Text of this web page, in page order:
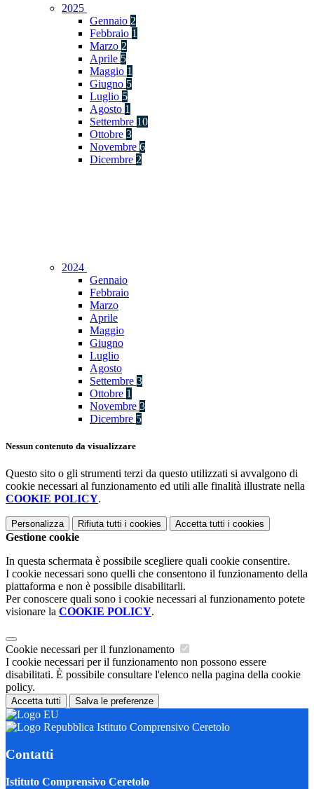
2025
Gennaio 2
Febbraio 1
Marzo 2
Aprile 5
Maggio 1
Giugno 5
Luglio 5
Agosto 1
Settembre 10
Ottobre 3
Novembre 6
Dicembre 2
2024
Gennaio
Febbraio
Marzo
Aprile
Maggio
Giugno
Luglio
Agosto
Settembre 3
Ottobre 1
Novembre 3
Dicembre 5
Nessun contenuto da visualizzare
Questo sito o gli strumenti terzi da questo utilizzati si avvalgono di
cookie necessari al funzionamento ed utili alle finalità illustrate nella
COOKIE POLICY.
Personalizza Rifiuta tutti i cookies Accetta tutti i cookies
Gestione cookie
In questa schermata è possibile scegliere quali cookie consentire.
I cookie necessari sono quelli che consentono il funzionamento della
piattaforma e non è possibile disabilitarli.
Per conoscere quali sono i cookie necessari al funzionamento potete
visionare la COOKIE POLICY.
Cookie necessari per il funzionamento
I cookie necessari per il funzionamento non possono essere
disabilitati. È possibile consultare l'elenco nella pagina della cookie
policy.
Accetta tutti Salva le preferenze
Istituto Comprensivo Ceretolo
Contatti
Istituto Comprensivo Ceretolo